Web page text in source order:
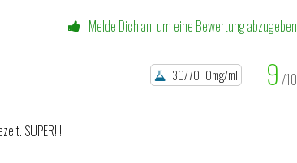
Melde Dich an, um eine Bewertung abzugeben
30/70 0mg/ml 9 /10
SUPER!!!